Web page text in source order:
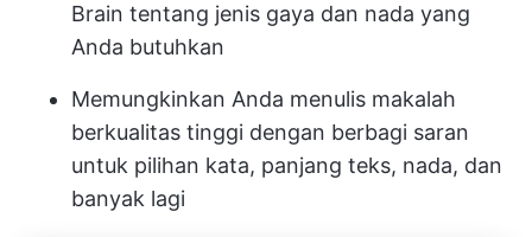
Brain tentang jenis gaya dan nada yang
Anda butuhkan
Memungkinkan Anda menulis makalah
berkualitas tinggi dengan berbagi saran
untuk pilihan kata, panjang teks, nada, dan
banyak lagi